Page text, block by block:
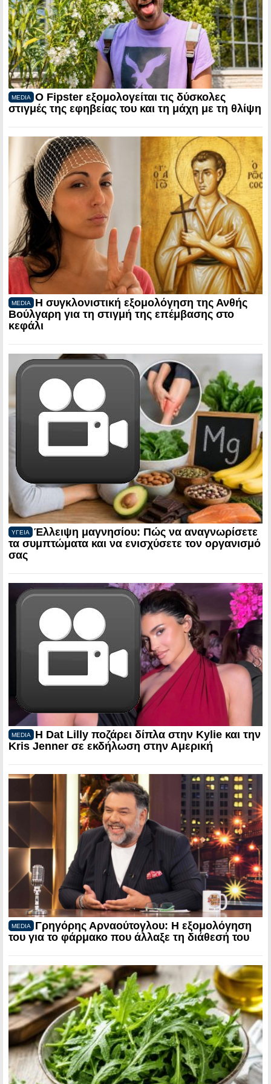
MEDIA
Ο Fipster εξομολογείται τις δύσκολες
στιγμές της εφηβείας του και τη μάχη με τη θλίψη
MEDIA
Η συγκλονιστική εξομολόγηση της Ανθής
Βούλγαρη για τη στιγμή της επέμβασης στο
κεφάλι
ΥΓΕΙΑ
Έλλειψη μαγνησίου: Πώς να αναγνωρίσετε
τα συμπτώματα και να ενισχύσετε τον οργανισμό
σας
MEDIA
Η Dat Lilly ποζάρει δίπλα στην Kylie και την
Kris Jenner σε εκδήλωση στην Αμερική
MEDIA
Γρηγόρης Αρναούτογλου: Η εξομολόγηση
του για το φάρμακο που άλλαξε τη διάθεσή του